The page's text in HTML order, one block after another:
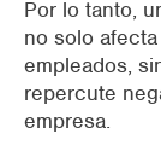
Por lo tanto,
no solo
empleados,
repercute
empresa.